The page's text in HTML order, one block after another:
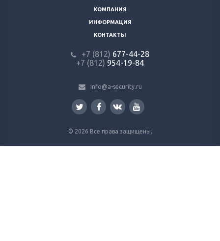
КОМПАНИЯ
ИНФОРМАЦИЯ
КОНТАКТЫ
+7 (812) 677-44-28
+7 (812) 954-19-84
info@a-security.ru
© 2026 Все права защищены.